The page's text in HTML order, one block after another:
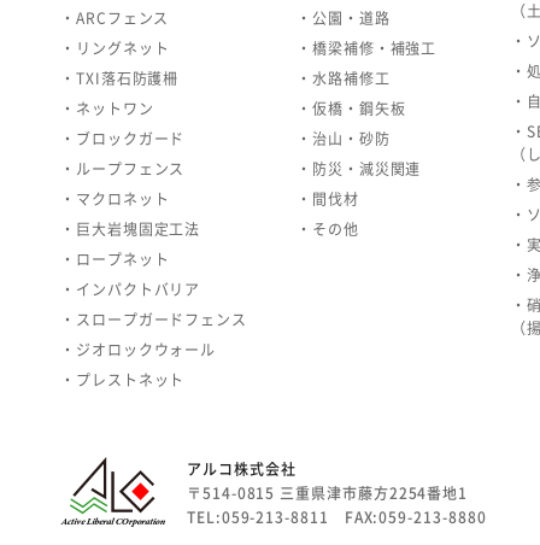
・ARCフェンス
・リングネット
・TXI落石防護柵
・ネットワン
・ブロックガード
・ループフェンス
・マクロネット
・巨大岩塊固定工法
・ロープネット
・インパクトバリア
・スロープガードフェンス
・ジオロックウォール
・プレストネット
・公園・道路
・橋梁補修・補強工
・水路補修工
・仮橋・鋼矢板
・治山・砂防
・防災・減災関連
・間伐材
・その他
（
・
・
・
・
（
・
・
・
・
・
（
アルコ株式会社
〒514-0815 三重県津市藤方2254番地1
TEL:059-213-8811 FAX:059-213-8880